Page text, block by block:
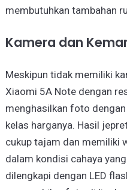
membutuhkan tambahan
Kamera dan
Meskipun tidak memiliki
Xiaomi 5A Note dengan
menghasilkan foto
kelas harganya. Hasil
cukup tajam dan memiliki
dalam kondisi cahaya
dilengkapi dengan LED